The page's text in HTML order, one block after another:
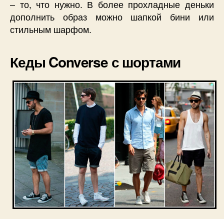
– то, что нужно. В более прохладные деньки
дополнить образ можно шапкой бини или
стильным шарфом.
Кеды Converse с шортами